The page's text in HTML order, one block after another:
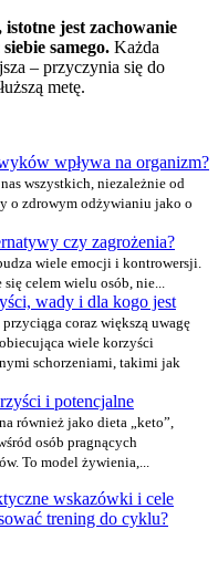
jest zachowanie
samego. Każda
– przyczynia się do
metę.
wpływa na organizm?
wszystkich, niezależnie od
o zdrowym odżywianiu jako o
czy zagrożenia?
wiele emocji i kontrowersji.
celem wielu osób, nie...
wady i dla kogo jest
coraz większą uwagę
wiele korzyści
schorzeniami, takimi jak
i potencjalne
również jako dieta „keto”,
osób pragnących
To model żywienia,...
wskazówki i cele
trening do cyklu?